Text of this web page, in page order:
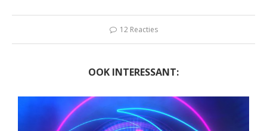
12 Reacties
OOK INTERESSANT: